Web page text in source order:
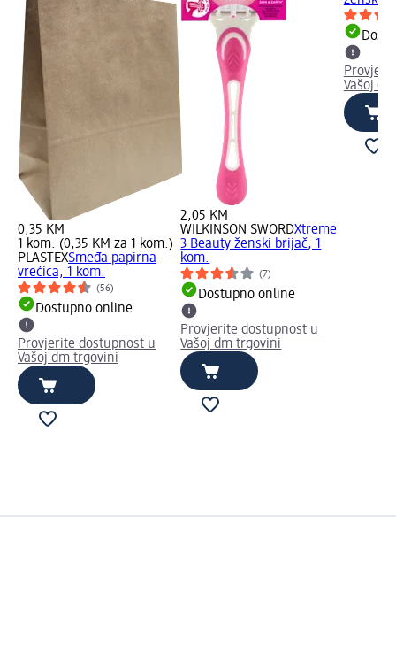
0,35 KM
1 kom. (0,35 KM za 1 kom.)
PLASTEXSmeđa papirna
vrećica, 1 kom.
(56)
Dostupno online
Provjerite dostupnost u
Vašoj dm trgovini
2,05 KM
WILKINSON SWORDXtreme
3 Beauty ženski brijač, 1
kom.
(7)
Dostupno online
Provjerite dostupnost u
Vašoj dm trgovini
Vašoj